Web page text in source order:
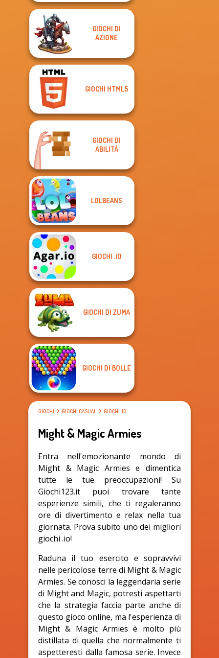
GIOCHI DI
AZIONE
GIOCHI HTML5
GIOCHI DI
ABILITÀ
LOLBEANS
GIOCHI .IO
GIOCHI DI ZUMA
GIOCHI DI BOLLE
GIOCHI GIOCHI CASUAL GIOCHI .IO
Might & Magic Armies
Entra nell'emozionante mondo di
Might & Magic Armies e dimentica
tutte le tue preoccupazioni! Su
Giochi123.it puoi trovare tante
esperienze simili, che ti regaleranno
ore di divertimento e relax nella tua
giornata. Prova subito uno dei migliori
giochi .io!
Raduna il tuo esercito e sopravvivi
nelle pericolose terre di Might & Magic
Armies. Se conosci la leggendaria serie
di Might and Magic, potresti aspettarti
che la strategia faccia parte anche di
questo gioco online, ma l'esperienza di
Might & Magic Armies è molto più
distillata di quella che normalmente ti
aspetteresti dalla famosa serie. Invece